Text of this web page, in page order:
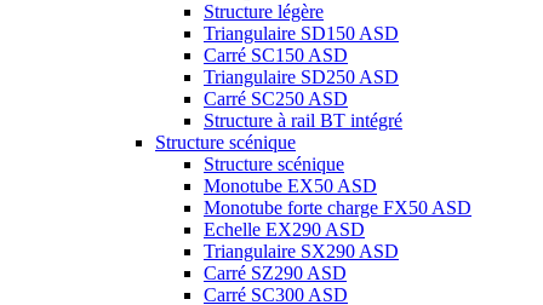
Structure légère
Triangulaire SD150 ASD
Carré SC150 ASD
Triangulaire SD250 ASD
Carré SC250 ASD
Structure à rail BT intégré
Structure scénique
Structure scénique
Monotube EX50 ASD
Monotube forte charge FX50 ASD
Echelle EX290 ASD
Triangulaire SX290 ASD
Carré SZ290 ASD
Carré SC300 ASD